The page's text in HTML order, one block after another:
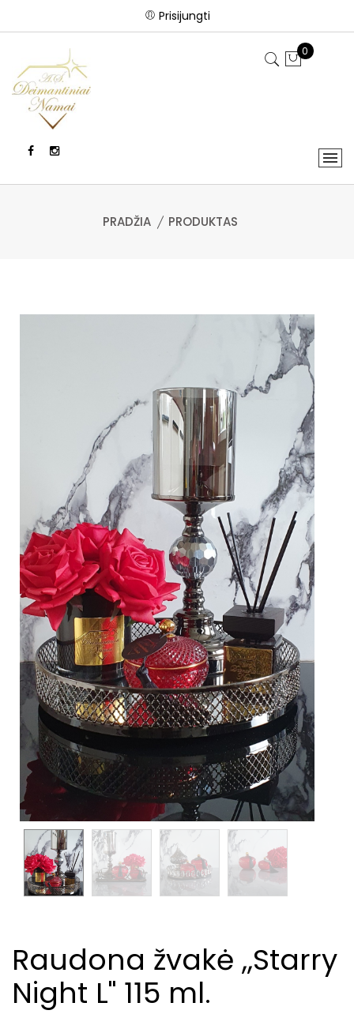
Prisijungti
0
PRADŽIA PRODUKTAS
Raudona žvakė ,,Starry
Night L" 115 ml.